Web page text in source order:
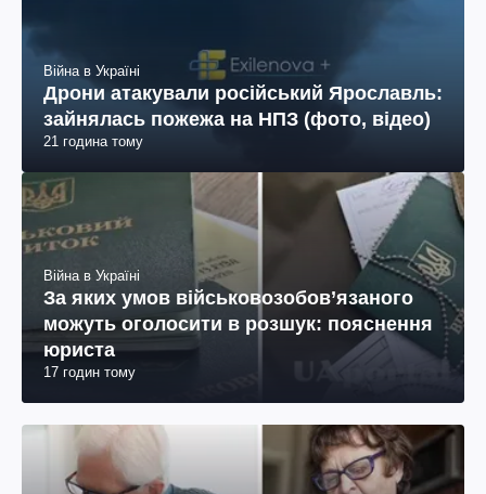
Війна в Україні
Дрони атакували російський Ярославль:
зайнялась пожежа на НПЗ (фото, відео)
21 година тому
Війна в Україні
За яких умов військовозобов’язаного
можуть оголосити в розшук: пояснення
юриста
17 годин тому